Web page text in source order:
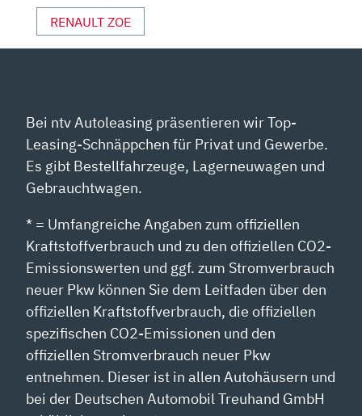
RENAULT ZOE
Bei ntv Autoleasing präsentieren wir Top-
Leasing-Schnäppchen für Privat und Gewerbe.
Es gibt Bestellfahrzeuge, Lagerneuwagen und
Gebrauchtwagen.
* = Umfangreiche Angaben zum offiziellen
Kraftstoffverbrauch und zu den offiziellen CO2-
Emissionswerten und ggf. zum Stromverbrauch
neuer Pkw können Sie dem Leitfaden über den
offiziellen Kraftstoffverbrauch, die offiziellen
spezifischen CO2-Emissionen und den
offiziellen Stromverbrauch neuer Pkw
entnehmen. Dieser ist in allen Autohäusern und
bei der Deutschen Automobil Treuhand GmbH